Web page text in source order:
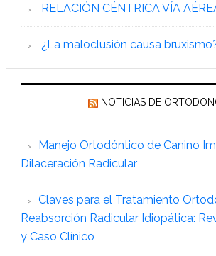
RELACIÓN CÉNTRICA VÍA
¿La maloclusión causa
NOTICIAS DE
Manejo Ortodóntico de Canino
Dilaceración Radicular
Claves para el Tratamiento
Reabsorción Radicular Idiopática:
y Caso Clínico